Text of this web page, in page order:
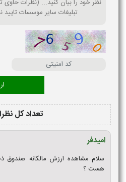
تعداد کل
امیدفر
سلام مشاهده ارزش مالکانه صندوق
هست ؟